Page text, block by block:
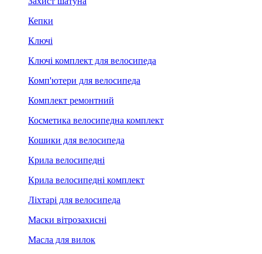
Кепки
Ключі
Ключі комплект для велосипеда
Комп'ютери для велосипеда
Комплект ремонтний
Косметика велосипедна комплект
Кошики для велосипеда
Крила велосипедні
Крила велосипедні комплект
Ліхтарі для велосипеда
Маски вітрозахисні
Масла для вилок